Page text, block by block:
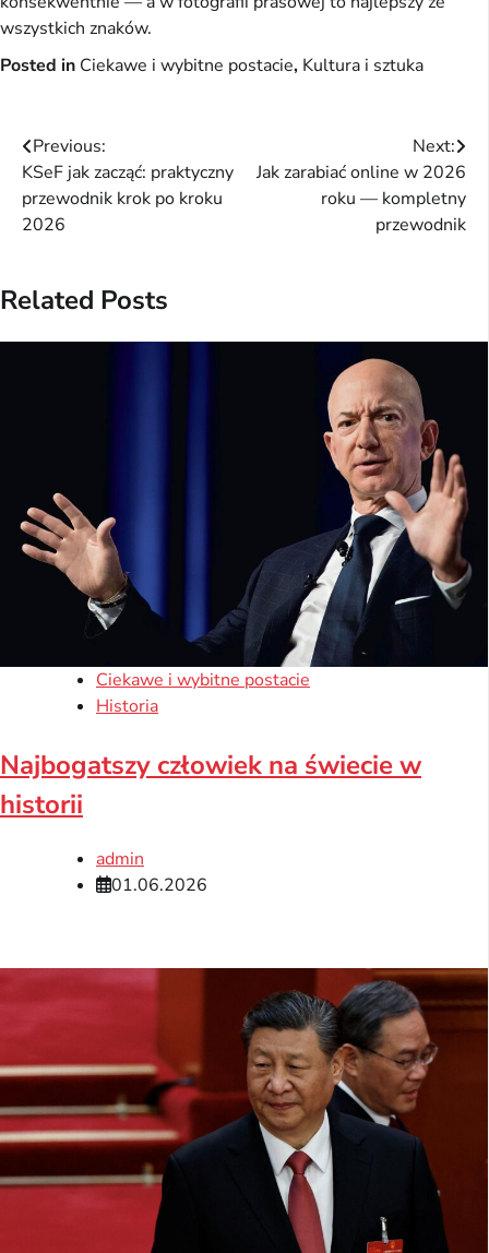
wszystkich znaków.
Posted in Ciekawe i wybitne postacie, Kultura i sztuka
Nawigacja
wpisu
Previous:
KSeF jak zacząć: praktyczny
przewodnik krok po kroku
2026
Next:
Jak zarabiać online w 2026
roku — kompletny
przewodnik
Related Posts
Ciekawe i wybitne postacie
Historia
Najbogatszy człowiek na świecie w
historii
admin
01.06.2026